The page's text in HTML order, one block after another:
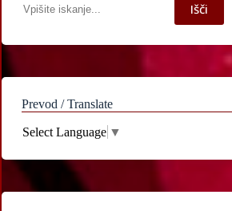
po
Išči
Prevod / Translate
Select Language ▼